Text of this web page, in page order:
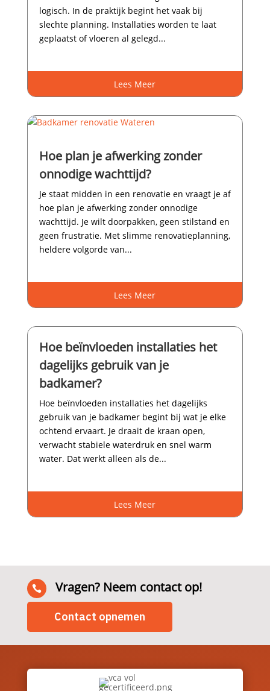
logisch.​ In de praktijk begint het vaak bij
slechte planning.​ Installaties worden te laat
geplaatst of vloeren al gelegd...
Lees Meer
Hoe plan je afwerking zonder
onnodige wachttijd?
Je staat midden in een renovatie en vraagt je af
hoe plan je afwerking zonder onnodige
wachttijd.​ Je wilt doorpakken, geen stilstand en
geen frustratie.​ Met slimme renovatieplanning,
heldere volgorde van...
Lees Meer
Hoe beïnvloeden installaties het
dagelijks gebruik van je
badkamer?
Hoe beïnvloeden installaties het dagelijks
gebruik van je badkamer begint bij wat je elke
ochtend ervaart.​ Je draait de kraan open,
verwacht stabiele waterdruk en snel warm
water.​ Dat werkt alleen als de...
Lees Meer
 Vragen? Neem contact op!
Contact opnemen